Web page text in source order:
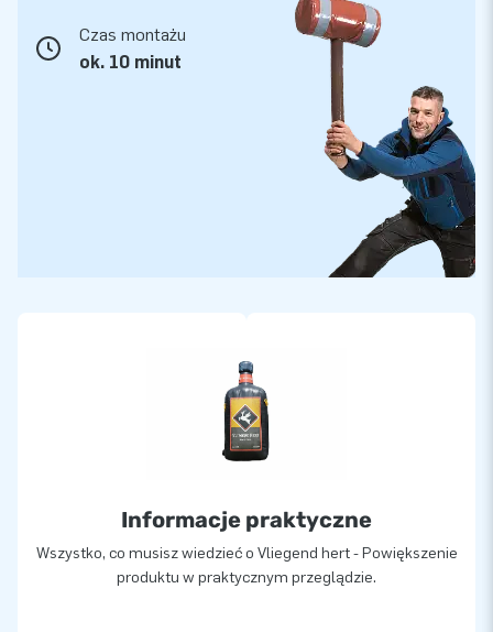
Czas montażu
ok. 10 minut
Informacje praktyczne
Wszystko, co musisz wiedzieć o Vliegend hert - Powiększenie
produktu w praktycznym przeglądzie.